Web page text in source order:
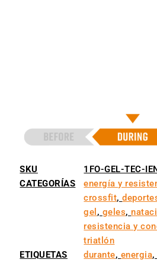
SKU
1FO-GEL-TEC-
CATEGORÍAS
energía y
crossfit,
gel , geles,
resistencia y
triatlón
ETIQUETAS
durante, energia